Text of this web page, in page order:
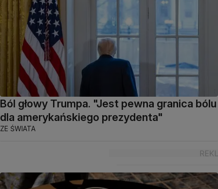
Ból głowy Trumpa. "Jest pewna granica bólu
dla amerykańskiego prezydenta"
ZE ŚWIATA